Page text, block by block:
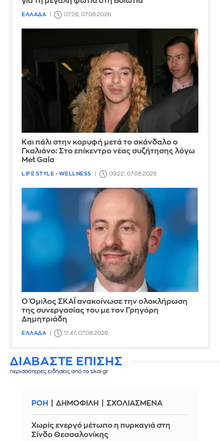
ΕΛΛΑΔΑ 07:26, 07.08.2026
Και πάλι στην κορυφή μετά το σκάνδαλο ο
Γκαλιάνο: Στο επίκεντρο νέας συζήτησης λόγω
Met Gala
LIFE STYLE - WELLNESS 09:22, 07.08.2026
Ο Όμιλος ΣΚΑΪ ανακοίνωσε την ολοκλήρωση
της συνεργασίας του με τον Γρηγόρη
Δημητριάδη
ΕΛΛΑΔΑ 17:47, 07.08.2026
ΔΙΑΒΑΣΤΕ ΕΠΙΣΗΣ
περισσότερες ειδήσεις από το skai.gr
ΡΟΗ ΔΗΜΟΦΙΛΗ ΣΧΟΛΙΑΣΜΕΝΑ
Χωρίς ενεργό μέτωπο η πυρκαγιά στη
Σίνδο Θεσσαλονίκης